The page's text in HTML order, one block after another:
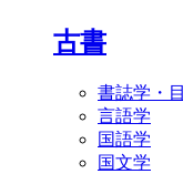
古書
書誌学・
言語学
国語学
国文学